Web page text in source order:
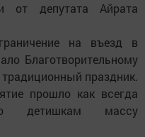
от депутата Айрата
на въезд в
Благотворительному
праздник.
прошло как всегда
детишкам массу